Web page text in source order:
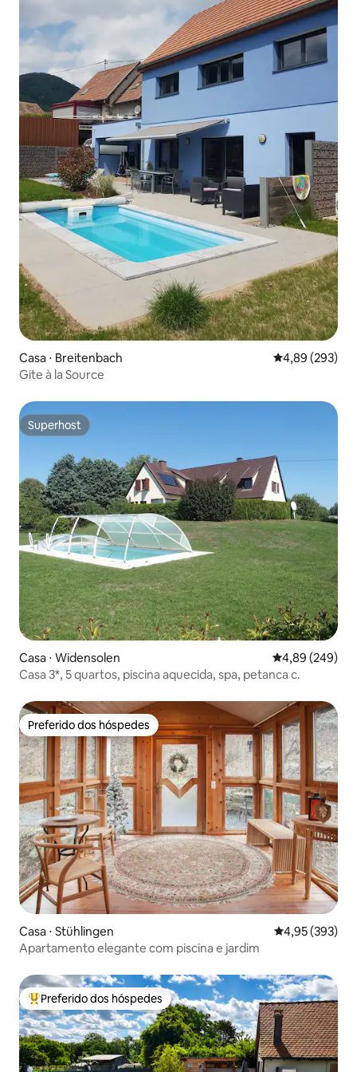
David irá convidá-lo a descobrir várias
uvas da Alsácia e de outros lugares.
Depois de uma boa refeição, relaxe na
sala de estar, vários jogos de tabuleiro
estão disponíveis. Que vença o melhor!
Para os cinéfilos, uma televisão está à
sua disposição. Seu dia terminou. Muito
contemporâneos, os nossos quartos
espaçosos respiram conforto, cada um
equipado com banheiro com banheira
ou chuveiro, cama king-size dupla ou de
solteiro, secador de cabelo, toalhas,
roupões e escrivaninha. Disponibilidade
Idealmente localizado no coração da
planície da Alsácia, o hotel fica a apenas
dez minutos de Colmar, oferecendo as
comodidades de uma grande cidade e o
charme típico de uma cidade da Alsácia.
Uma padaria está a 300 metros. Táxi
Ônibus Classificação de Turismo 4 *
Casa ⋅ Breitenbach 4,89 de uma
4,89 (293)
Gite à la Source
Superhost
Superhost
Casa ⋅ Widensolen 4,89 de uma
4,89 (249)
Casa 3*, 5 quartos, piscina aquecida, spa, petanca c.
Preferido dos hóspedes
Preferido dos hóspedes
Casa ⋅ Stühlingen 4,95 de uma
4,95 (393)
Apartamento elegante com piscina e jardim
Entre os melhores preferidos dos hóspedes
Preferido dos hóspedes